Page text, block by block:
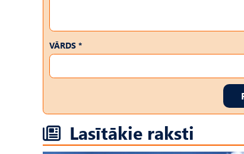
VĀRDS *
Lasītākie raksti